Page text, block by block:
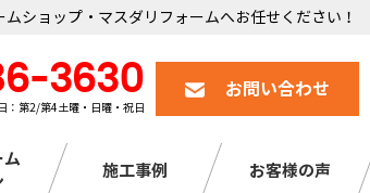
ショップ・マスダリフォームへお任せください！
3630
第2/第4土曜・日曜・祝日
お問い合わせ
ム
施工事例 お客様の声